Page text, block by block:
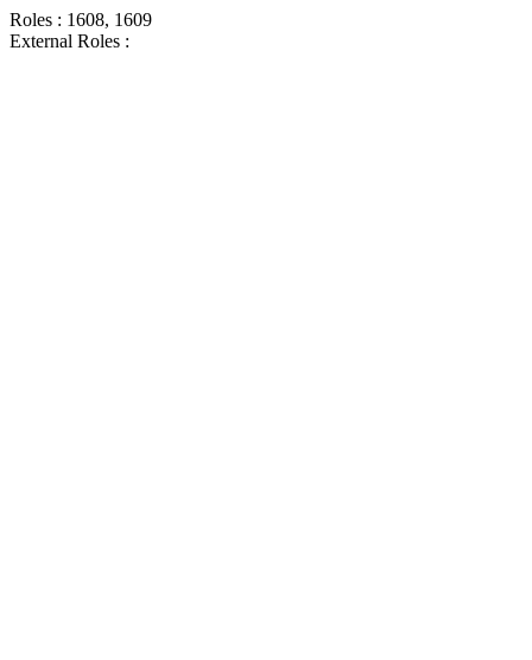
Roles : 1608, 1609
External Roles :